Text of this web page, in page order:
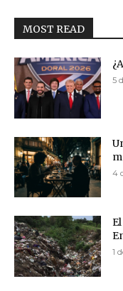
MOST READ
5
4
1